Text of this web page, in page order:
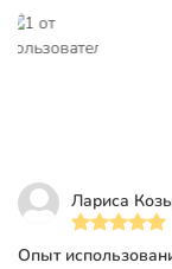
Тип поверхности
Возможность
Разбавитель
Лариса
Опыт